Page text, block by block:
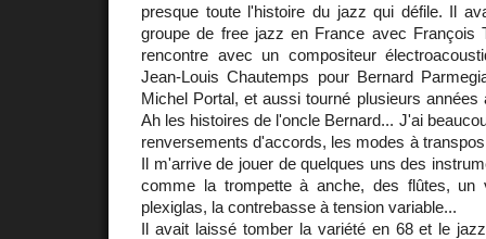
presque toute l'histoire du jazz qui défile. Il
groupe de free jazz en France avec François
rencontre avec un compositeur
Jean-Louis Chautemps pour Bernard
Michel Portal, et aussi tourné plusieurs
Ah les histoires de l'oncle Bernard... J'ai
renversements d'accords, les modes à
Il m'arrive de jouer de quelques uns des
comme la trompette à anche, des flûtes, un
plexiglas, la contrebasse à tension variable...
Il avait laissé tomber la variété en 68 et le